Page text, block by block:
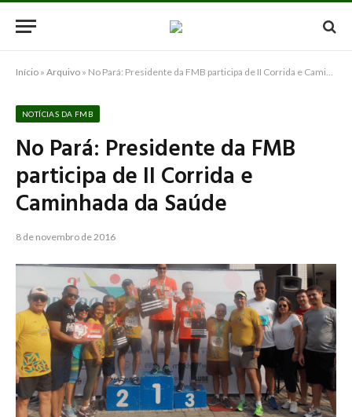
Início » Arquivo » No Pará: Presidente da FMB participa de II Corrida e Caminhada da Saúde
NOTÍCIAS DA FMB
No Pará: Presidente da FMB
participa de II Corrida e
Caminhada da Saúde
8 de novembro de 2016